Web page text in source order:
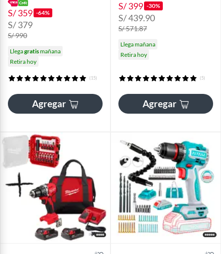
S/ 359 -64%
S/ 379
S/ 990
Llegagratismañana
Retira hoy
(15)
Agregar
S/ 399 -30%
S/ 439.90
S/ 571.87
Llega mañana
Retira hoy
(5)
Agregar